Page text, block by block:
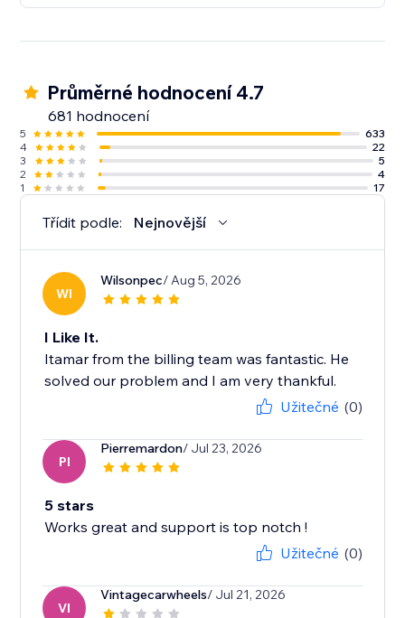
Průměrné hodnocení 4.7
681 hodnocení
5
633
4
22
3
5
2
4
1
17
Třídit podle: Nejnovější
WI
Wilsonpec/ Aug 5, 2026
I Like It.
Itamar from the billing team was fantastic. He
solved our problem and I am very thankful.
Užitečné (0)
PI
Pierremardon/ Jul 23, 2026
5 stars
Works great and support is top notch !
Užitečné (0)
VI
Vintagecarwheels/ Jul 21, 2026